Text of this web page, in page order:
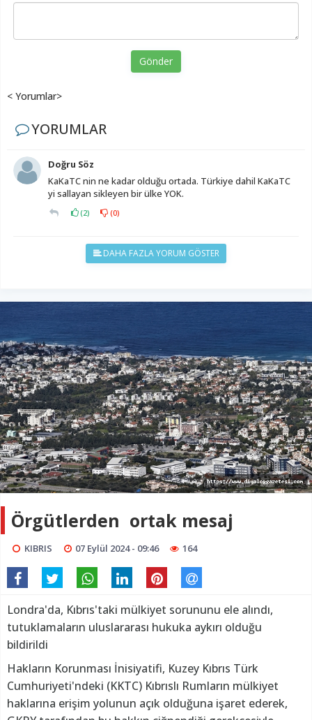
Gönder
< Yorumlar>
YORUMLAR
Doğru Söz
KaKaTC nin ne kadar olduğu ortada. Türkiye dahil KaKaTC
yi sallayan sikleyen bir ülke YOK.
(2) (0)
DAHA FAZLA YORUM GÖSTER
Örgütlerden ortak mesaj
KIBRIS 07 Eylül 2024 - 09:46 164
Londra'da, Kıbrıs'taki mülkiyet sorununu ele alındı,
tutuklamaların uluslararası hukuka aykırı olduğu
bildirildi
Hakların Korunması İnisiyatifi, Kuzey Kıbrıs Türk
Cumhuriyeti'ndeki (KKTC) Kıbrıslı Rumların mülkiyet
haklarına erişim yolunun açık olduğuna işaret ederek,